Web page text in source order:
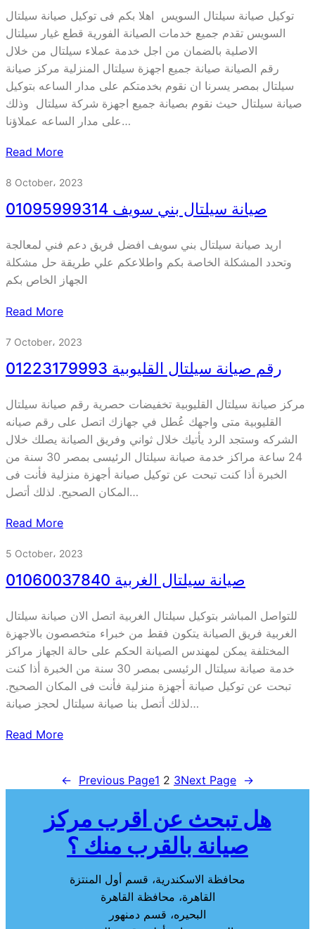
توكيل صيانة سيلتال السويس اهلا بكم فى توكيل صيانة سيلتال
السويس تقدم جميع خدمات الصيانة الفورية قطع غيار سيلتال
الاصلية بالضمان من اجل خدمة عملاء سيلتال من خلال
رقم الصيانة صيانة جميع اجهزة سيلتال المنزلية مركز صيانة
سيلتال بمصر يسرنا ان نقوم بخدمتكم على مدار الساعه بتوكيل
صيانة سيلتال حيث نقوم بصيانة جميع اجهزة شركة سيلتال وذلك
على مدار الساعه عملاؤنا…
Read More
8 October، 2023
صيانة سيلتال بني سويف 01095999314
اريد صيانة سيلتال بني سويف افضل فريق دعم فني لمعالجة
وتحدد المشكلة الخاصة بكم واطلاعكم علي طريقة حل مشكلة
الجهاز الخاص بكم
Read More
7 October، 2023
رقم صيانة سيلتال القليوبية 01223179993
مركز صيانة سيلتال القليوبية تخفيضات حصرية رقم صيانة سيلتال
القليوبية متى واجهك عُطل في جهازك اتصل على رقم صيانه
الشركه وستجد الرد يأتيك خلال ثواني وفريق الصيانة يصلك خلال
24 ساعة مراكز خدمة صيانة سيلتال الرئيسى بمصر 30 سنة من
الخبرة أذا كنت تبحت عن توكيل صيانة أجهزة منزلية فأنت فى
المكان الصحيح. لذلك أتصل…
Read More
5 October، 2023
صيانة سيلتال الغربية 01060037840
للتواصل المباشر بتوكيل سيلتال الغربية اتصل الان صيانة سيلتال
الغربية فريق الصيانة يتكون فقط من خبراء متخصصون بالاجهزة
المختلفة يمكن لمهندس الصيانة الحكم على حالة الجهاز مراكز
خدمة صيانة سيلتال الرئيسى بمصر 30 سنة من الخبرة أذا كنت
تبحت عن توكيل صيانة أجهزة منزلية فأنت فى المكان الصحيح.
لذلك أتصل بنا صيانة سيلتال لحجز صيانة…
Read More
← Previous Page1 2 3Next Page →
هل تبحث عن اقرب مركز
صيانة بالقرب منك ؟
محافظة الاسكندرية، قسم أول المنتزة
القاهرة، محافظة القاهرة
البحيره، قسم دمنهور